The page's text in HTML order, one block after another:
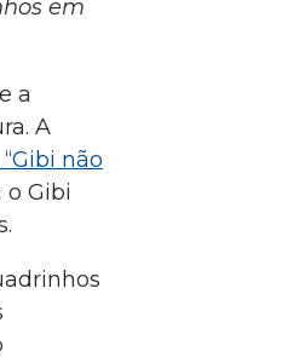
em
a
A
não
Gibi